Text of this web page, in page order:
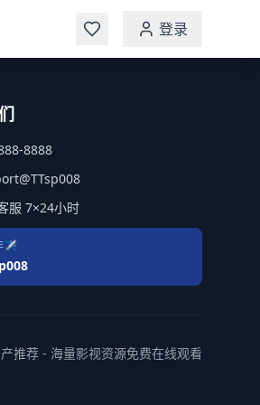
登录
8888
服 7×24小时
✈️
推荐 - 海量影视资源免费在线观看